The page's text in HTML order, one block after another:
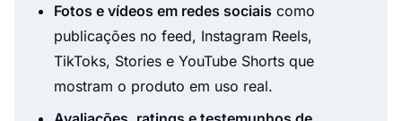
Fotos e vídeos em redes sociais como
publicações no feed, Instagram Reels,
TikToks, Stories e YouTube Shorts que
mostram o produto em uso real.